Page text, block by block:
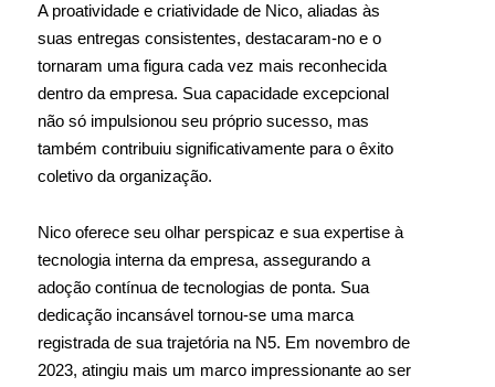
A proatividade e criatividade de Nico, aliadas às
suas entregas consistentes, destacaram-no e o
tornaram uma figura cada vez mais reconhecida
dentro da empresa. Sua capacidade excepcional
não só impulsionou seu próprio sucesso, mas
também contribuiu significativamente para o êxito
coletivo da organização.
Nico oferece seu olhar perspicaz e sua expertise à
tecnologia interna da empresa, assegurando a
adoção contínua de tecnologias de ponta. Sua
dedicação incansável tornou-se uma marca
registrada de sua trajetória na N5. Em novembro de
2023, atingiu mais um marco impressionante ao ser